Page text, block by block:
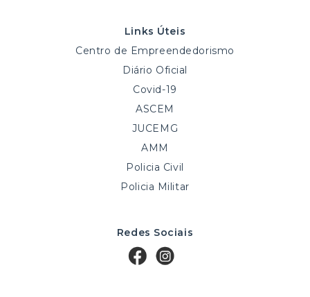
Links Úteis
Centro de Empreendedorismo
Diário Oficial
Covid-19
ASCEM
JUCEMG
AMM
Policia Civil
Policia Militar
Redes Sociais